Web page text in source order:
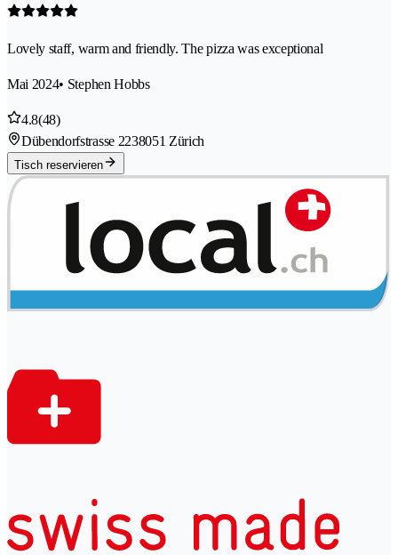
Lovely staff, warm and friendly. The pizza was exceptional
Mai 2024• Stephen Hobbs
4.8(48)
Dübendorfstrasse 2238051 Zürich
Tisch reservieren